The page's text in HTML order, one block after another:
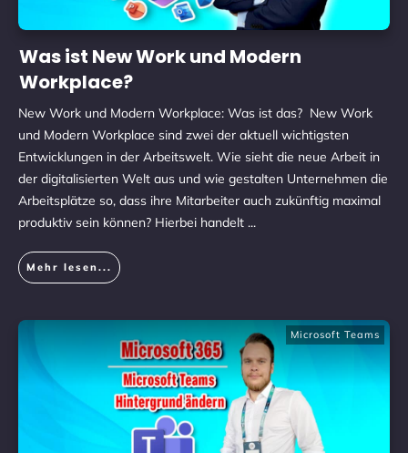
Was ist New Work und Modern
Workplace?
New Work und Modern Workplace: Was ist das? ​New Work
und Modern Workplace sind zwei der aktuell wichtigsten
Entwicklungen in der Arbeitswelt. Wie sieht die neue Arbeit in
der digitalisierten Welt aus und wie gestalten Unternehmen die
Arbeitsplätze so, dass ihre Mitarbeiter auch zukünftig maximal
produktiv sein können? Hierbei handelt ...
Mehr lesen...
Microsoft Teams